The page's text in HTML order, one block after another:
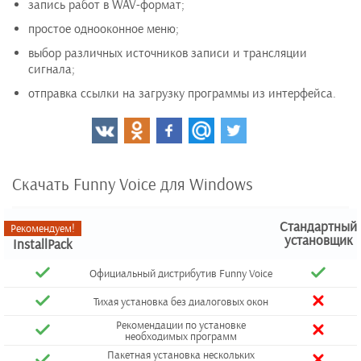
запись работ в WAV-формат;
простое однооконное меню;
выбор различных источников записи и трансляции
сигнала;
отправка ссылки на загрузку программы из интерфейса.
Скачать Funny Voice для Windows
Рекомендуем!
InstallPack
Стандартный
установщик
Официальный дистрибутив Funny Voice
Тихая установка без диалоговых окон
Рекомендации по установке
необходимых программ
Пакетная установка нескольких